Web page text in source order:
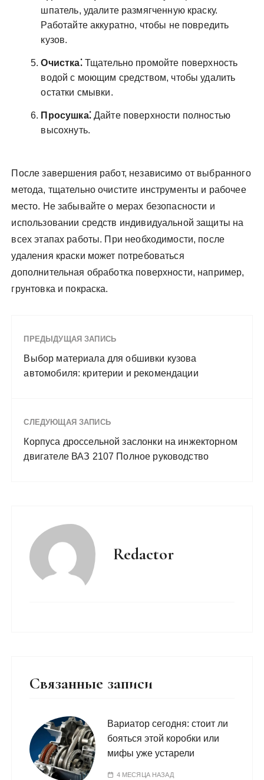
шпатель, удалите размягченную краску.
Работайте аккуратно, чтобы не повредить
кузов.
Очистка⁚Тщательно промойте поверхность
водой с моющим средством, чтобы удалить
остатки смывки.
Просушка⁚Дайте поверхности полностью
высохнуть.
После завершения работ, независимо от выбранного
метода, тщательно очистите инструменты и рабочее
место. Не забывайте о мерах безопасности и
использовании средств индивидуальной защиты на
всех этапах работы. При необходимости, после
удаления краски может потребоваться
дополнительная обработка поверхности, например,
грунтовка и покраска.
ПРЕДЫДУЩАЯ ЗАПИСЬ
Выбор материала для обшивки кузова
автомобиля: критерии и рекомендации
СЛЕДУЮЩАЯ ЗАПИСЬ
Корпуса дроссельной заслонки на инжекторном
двигателе ВАЗ 2107 Полное руководство
Redactor
Связанные записи
Вариатор сегодня: стоит ли
бояться этой коробки или
мифы уже устарели
4 МЕСЯЦА НАЗАД